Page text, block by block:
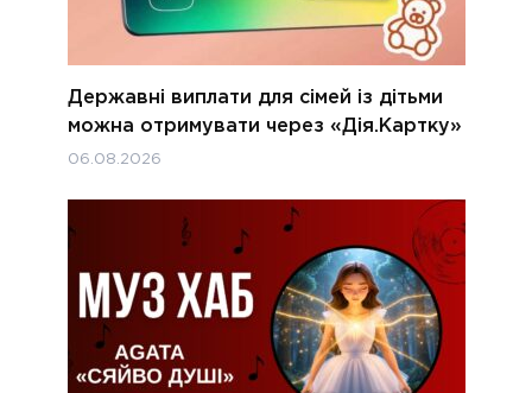
Державні виплати для сімей із дітьми
можна отримувати через «Дія.Картку»
06.08.2026